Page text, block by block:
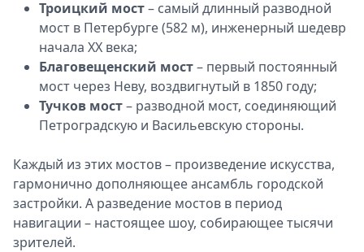
Троицкий мост– самый длинный разводной
мост в Петербурге (582 м), инженерный шедевр
начала XX века;
Благовещенский мост– первый постоянный
мост через Неву, воздвигнутый в 1850 году;
Тучков мост– разводной мост, соединяющий
Петроградскую и Васильевскую стороны.
Каждый из этих мостов – произведение искусства,
гармонично дополняющее ансамбль городской
застройки. А разведение мостов в период
навигации – настоящее шоу, собирающее тысячи
зрителей.